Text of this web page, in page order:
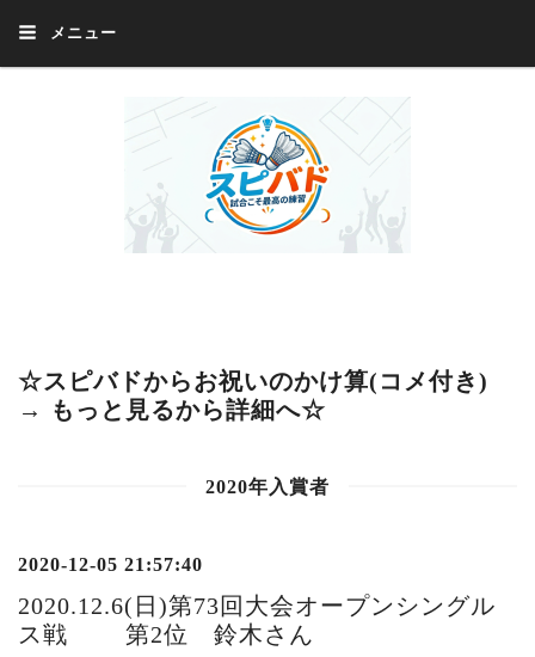
メニュー
☆スピバドからお祝いのかけ算(コメ付き)
→ もっと見るから詳細へ☆
2020年入賞者
2020-12-05 21:57:40
2020.12.6(日)第73回大会オープンシングル
ス戦 第2位 鈴木さん